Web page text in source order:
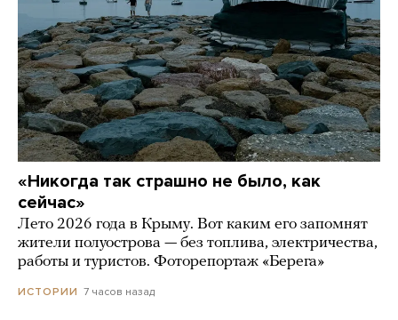
«Никогда так страшно не было, как
сейчас»
Лето 2026 года в Крыму. Вот каким его запомнят
жители полуострова — без топлива, электричества,
работы и туристов. Фоторепортаж «Берега»
ИСТОРИИ 7 часов назад